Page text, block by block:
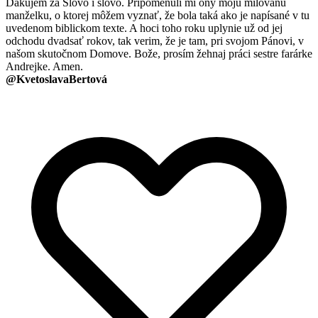
Ďakujem za Slovo i slovo. Pripomenuli mi ony moju milovanú
manželku, o ktorej môžem vyznať, že bola taká ako je napísané v tu
uvedenom biblickom texte. A hoci toho roku uplynie už od jej
odchodu dvadsať rokov, tak verim, že je tam, pri svojom Pánovi, v
našom skutočnom Domove. Bože, prosím žehnaj práci sestre farárke
Andrejke. Amen.
@KvetoslavaBertová